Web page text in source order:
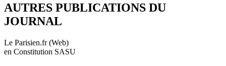
AUTRES PUBLICATIONS DU
JOURNAL
Le Parisien.fr (Web)
en Constitution SASU